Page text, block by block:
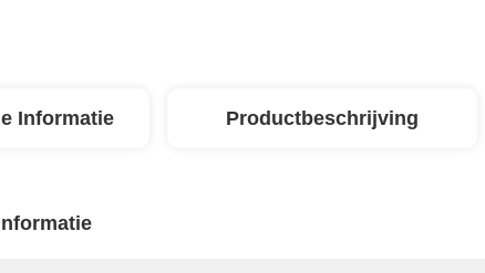
Informatie Productbeschrijving